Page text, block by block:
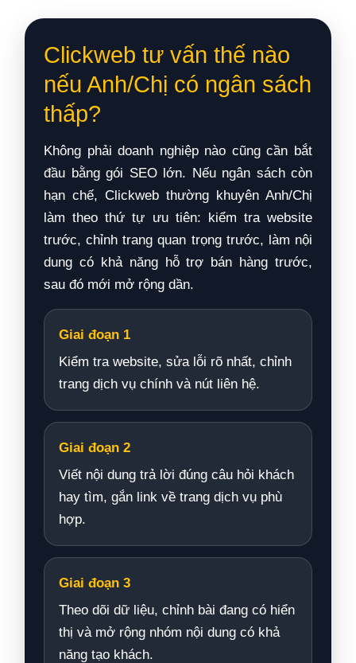
Clickweb tư vấn thế nào
nếu Anh/Chị có ngân sách
thấp?
Không phải doanh nghiệp nào cũng cần bắt
đầu bằng gói SEO lớn. Nếu ngân sách còn
hạn chế, Clickweb thường khuyên Anh/Chị
làm theo thứ tự ưu tiên: kiểm tra website
trước, chỉnh trang quan trọng trước, làm nội
dung có khả năng hỗ trợ bán hàng trước,
sau đó mới mở rộng dần.
Giai đoạn 1
Kiểm tra website, sửa lỗi rõ nhất, chỉnh
trang dịch vụ chính và nút liên hệ.
Giai đoạn 2
Viết nội dung trả lời đúng câu hỏi khách
hay tìm, gắn link về trang dịch vụ phù
hợp.
Giai đoạn 3
Theo dõi dữ liệu, chỉnh bài đang có hiển
thị và mở rộng nhóm nội dung có khả
năng tạo khách.